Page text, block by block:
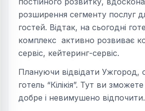
розширення сегменту послуг
гостей. Відтак, на сьогодні
комплекс активно розвиває
сервіс, кейтеринг-сервіс.
Плануючи відвідати Ужгород,
готель “Кілікія”. Тут ви
добре і невимушено відпочити.